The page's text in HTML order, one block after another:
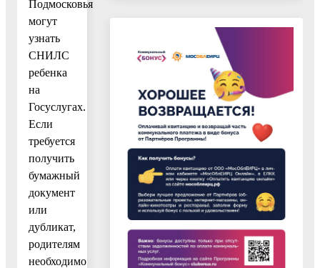
Подмосковья
могут
узнать
СНИЛС
ребенка
на
Госуслугах.
Если
требуется
получить
бумажный
документ
или
дубликат,
родителям
необходимо